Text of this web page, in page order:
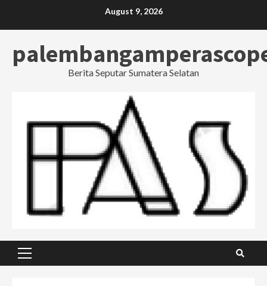
August 9, 2026
Berita Seputar Sumatera Selatan
Primary